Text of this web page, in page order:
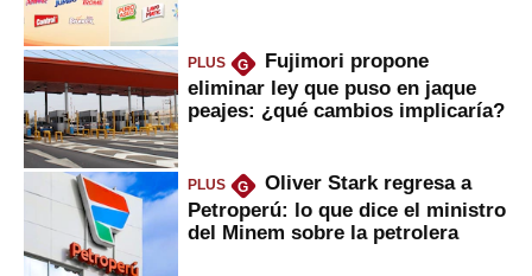
PLUS G
Fujimori propone
eliminar ley que puso en jaque
peajes: ¿qué cambios implicaría?
PLUS G
Oliver Stark regresa a
Petroperú: lo que dice el ministro
del Minem sobre la petrolera